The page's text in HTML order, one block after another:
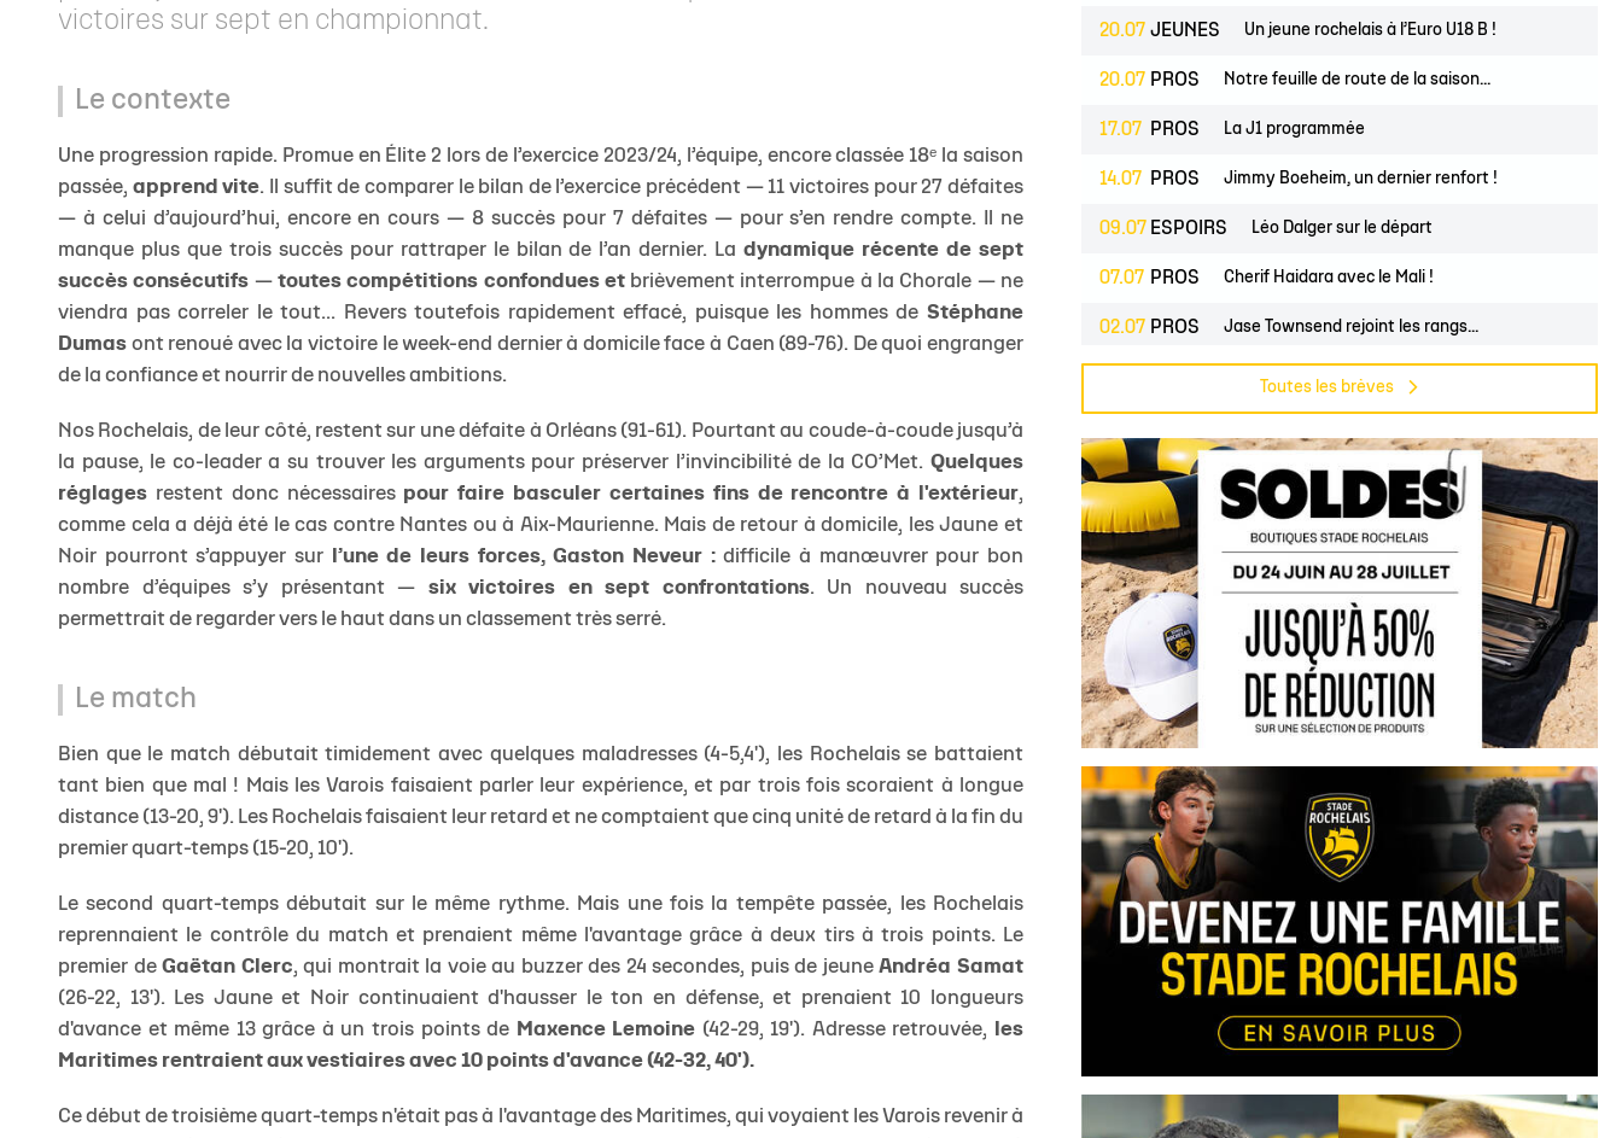
victoires sur sept en championnat.
Le contexte
Une progression rapide. Promue en Élite 2 lors de l’exercice 2023/24, l’équipe, encore classée 18ᵉ la saison
passée, apprend vite. Il suffit de comparer le bilan de l’exercice précédent — 11 victoires pour 27 défaites
— à celui d’aujourd’hui, encore en cours — 8 succès pour 7 défaites — pour s’en rendre compte. Il ne
manque plus que trois succès pour rattraper le bilan de l’an dernier. Ladynamique récente de sept
succès consécutifs —toutes compétitions confondues et brièvement interrompue à la Chorale — ne
viendra pas correler le tout... Revers toutefois rapidement effacé, puisque les hommes de Stéphane
Dumas ont renoué avec la victoire le week-end dernier à domicile face à Caen (89-76). De quoi engranger
de la confiance et nourrir de nouvelles ambitions.
Nos Rochelais, de leur côté, restent sur une défaite à Orléans (91-61). Pourtant au coude-à-coude jusqu’à
la pause, le co-leader a su trouver les arguments pour préserver l’invincibilité de la CO’Met. Quelques
réglages restent donc nécessaires pour faire basculer certaines fins de rencontre à l'extérieur,
comme cela a déjà été le cas contre Nantes ou à Aix-Maurienne. Mais de retour à domicile, les Jaune et
Noir pourront s’appuyer sur
l’une de leurs forces, Gaston Neveur :difficile à manœuvrer pour bon
nombre d’équipes s’y présentant — six victoires en sept confrontations. Un nouveau succès
permettrait de regarder vers le haut dans un classement très serré.
Le match
Bien que le match débutait timidement avec quelques maladresses (4-5,4'), les Rochelais se battaient
tant bien que mal ! Mais les Varois faisaient parler leur expérience, et par trois fois scoraient à longue
distance (13-20, 9'). Les Rochelais faisaient leur retard et ne comptaient que cinq unité de retard à la fin du
premier quart-temps (15-20, 10').
Le second quart-temps débutait sur le même rythme. Mais une fois la tempête passée, les Rochelais
reprennaient le contrôle du match et prenaient même l'avantage grâce à deux tirs à trois points. Le
premier deGaëtan Clerc, qui montrait la voie au buzzer des 24 secondes, puis de jeuneAndréa Samat
(26-22, 13'). Les Jaune et Noir continuaient d'hausser le ton en défense, et prenaient 10 longueurs
d'avance et même 13 grâce à un trois points de Maxence Lemoine (42-29, 19'). Adresse retrouvée,
les
Maritimes rentraient aux vestiaires avec 10 points d'avance (42-32, 40').
Ce début de troisième quart-temps n'était pas à l'avantage des Maritimes, qui voyaient les Varois revenir à
20.07 JEUNES Un jeune rochelais à l’Euro U18 B !
20.07 PROS Notre feuille de route de la saison...
17.07 PROS La J1 programmée
14.07 PROS Jimmy Boeheim, un dernier renfort !
09.07 ESPOIRS Léo Dalger sur le départ
07.07 PROS Cherif Haidara avec le Mali !
02.07 PROS Jase Townsend rejoint les rangs...
Le Club une nouvelle fois labellisé...
Toutes les brèves